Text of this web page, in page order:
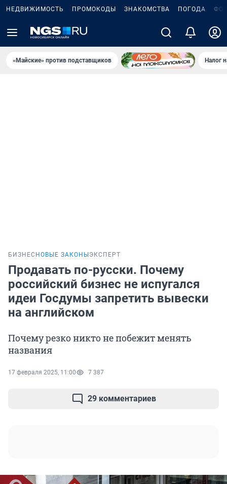
НЕДВИЖИМОСТЬ ПРОМОКОДЫ ЗНАКОМСТВА ПОГОДА
«Майские» против подставщиков Налог
БИЗНЕС НОВЫЕ ЗАКОНЫ ЭКСПЕРТ
Продавать по-русски. Почему
российский бизнес не испугался
идеи Госдумы запретить вывески
на английском
Почему резко никто не побежит менять
названия
17 февраля 2025, 11:00 7 387
29 комментариев